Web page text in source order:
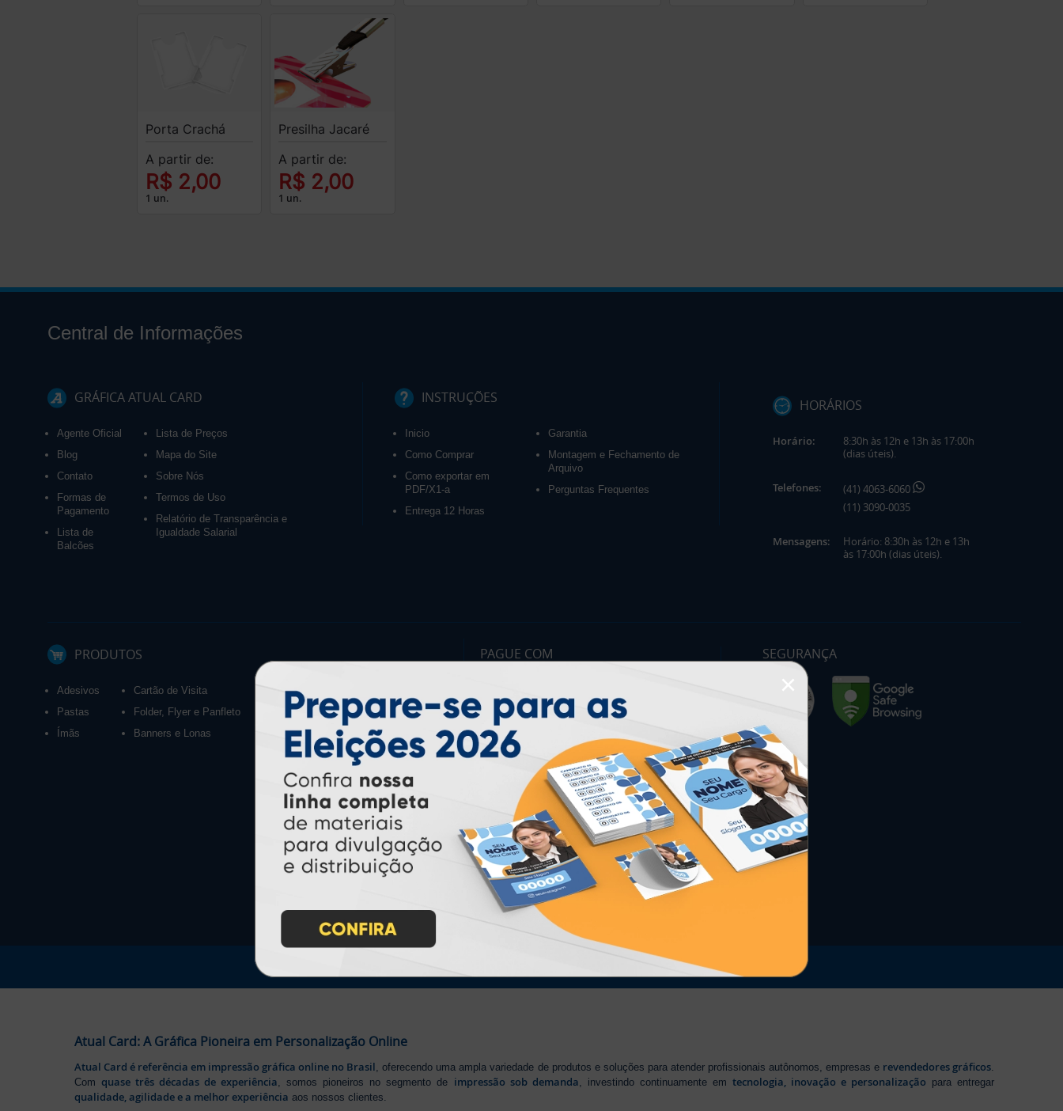
Porta Crachá
A partir de:
R$ 2,00
1 un.
Presilha Jacaré
A partir de:
R$ 2,00
1 un.
Central de Informações
GRÁFICA ATUAL CARD
Agente Oficial
Blog
Contato
Formas de
Pagamento
Lista de
Balcões
Lista de Preços
Mapa do Site
Sobre Nós
Termos de Uso
Relatório de Transparência e
Igualdade Salarial
INSTRUÇÕES
Inicio
Como Comprar
Como exportar em
PDF/X1-a
Entrega 12 Horas
Garantia
Montagem e Fechamento de
Arquivo
Perguntas Frequentes
HORÁRIOS
Horário:
8:30h às 12h e 13h às 17:00h
(dias úteis).
Telefones:
(41) 4063-6060
(11) 3090-0035
Mensagens:
Horário: 8:30h às 12h e 13h
às 17:00h (dias úteis).
PRODUTOS
Adesivos
Pastas
Ímãs
Cartão de Visita
Folder, Flyer e Panfleto
Banners e Lonas
Calendários 2027
PAGUE COM
* Pagamento com cartão de crédito terá valor adicional.
** Pagamentos a prazo poderão ter acréscimo.
*** Nota fiscal sujeita a emissão de acordo com prestador de
serviço, conforme legislação pertinente.
PARTICIPE
SEGURANÇA
IMPRA INDUSTRIA GRAFICA LTDA | CNPJ: 28.045.354/0002-52
Atual Card: A Gráfica Pioneira em Personalização Online
Atual Card é referência em impressão gráfica online no Brasil, oferecendo uma ampla variedade de produtos e soluções para atender profissionais autônomos, empresas e revendedores gráficos.
Comquase três décadas de experiência, somos pioneiros no segmento de impressão sob demanda, investindo continuamente em tecnologia, inovação e personalização para entregar
qualidade, agilidade e a melhor experiência aos nossos clientes.